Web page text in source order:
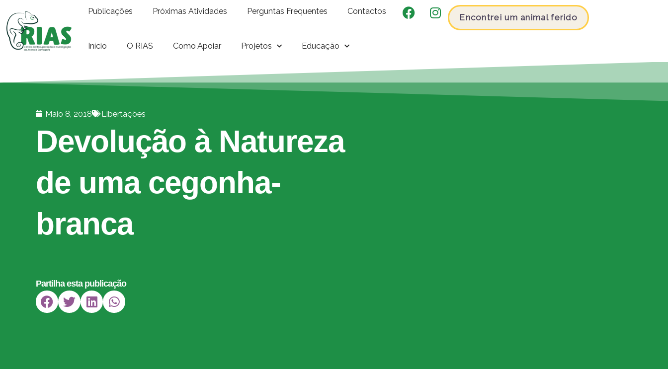
Publicações Próximas Atividades Perguntas Frequentes Contactos
Encontrei um animal ferido
Início O RIAS Como Apoiar Projetos Educação
Maio 8, 2018 Libertações
Devolução à Natureza
de uma cegonha-
branca
Partilha esta publicação